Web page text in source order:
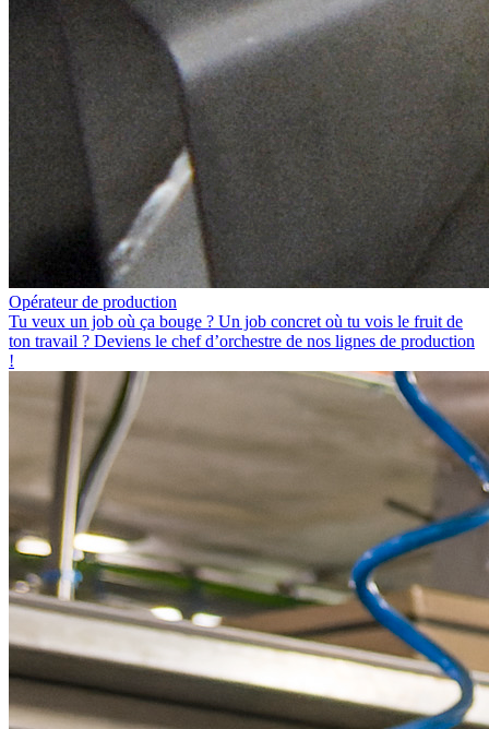
Opérateur de production
Tu veux un job où ça bouge ? Un job concret où tu vois le fruit de
ton travail ? Deviens le chef d’orchestre de nos lignes de production
!